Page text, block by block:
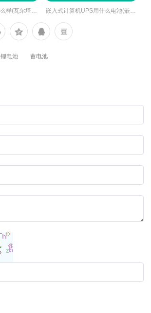
瓦尔塔蓄电池质量怎么样(瓦尔塔蓄电池好不好) 嵌入式计算机UPS用什么电池(嵌入式计算机UPS电池生产厂家哪个好)
锂电池 蓄电池